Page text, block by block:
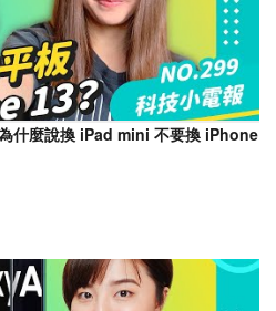
什麼說換 iPad mini 不要換 iPhone